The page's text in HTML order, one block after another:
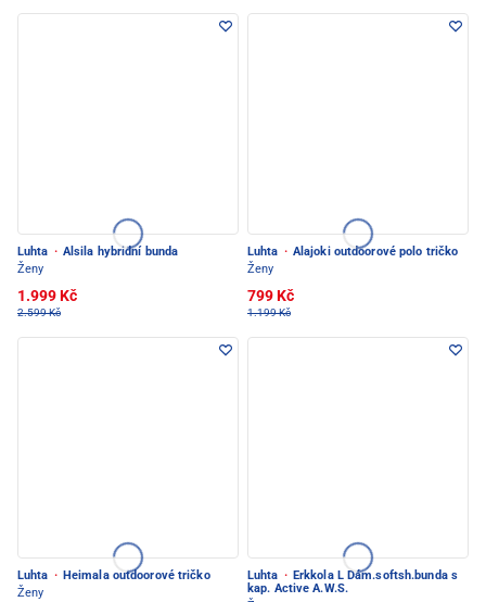
Luhta · Alsila hybridní bunda
Ženy
1.999 Kč
2.599 Kč
Luhta · Alajoki outdoorové polo tričko
Ženy
799 Kč
1.199 Kč
Luhta · Heimala outdoorové tričko
Ženy
Luhta · Erkkola L Dám.softsh.bunda s
kap. Active A.W.S.